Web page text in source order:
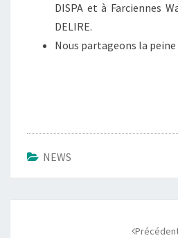
DISPA et à Farciennes
DELIRE.
Nous partageons la
NEWS